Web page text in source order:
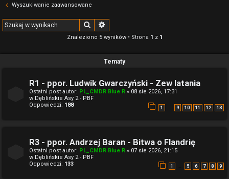
Wyszukiwanie zaawansowane
Szukaj
Znaleziono 5 wyników • Strona 1 z 1
Tematy
R1 - ppor. Ludwik Gwarczyński - Zew latania
Ostatni post autor: PL_CMDR Blue R « 08 sie 2026, 17:31
w Dęblińskie Asy 2 - PBF
Odpowiedzi: 188 1 9 10 11 12 13
R3 - ppor. Andrzej Baran - Bitwa o Flandrię
Ostatni post autor: PL_CMDR Blue R « 07 sie 2026, 21:15
w Dęblińskie Asy 2 - PBF
Odpowiedzi: 133 1 5 6 7 8 9